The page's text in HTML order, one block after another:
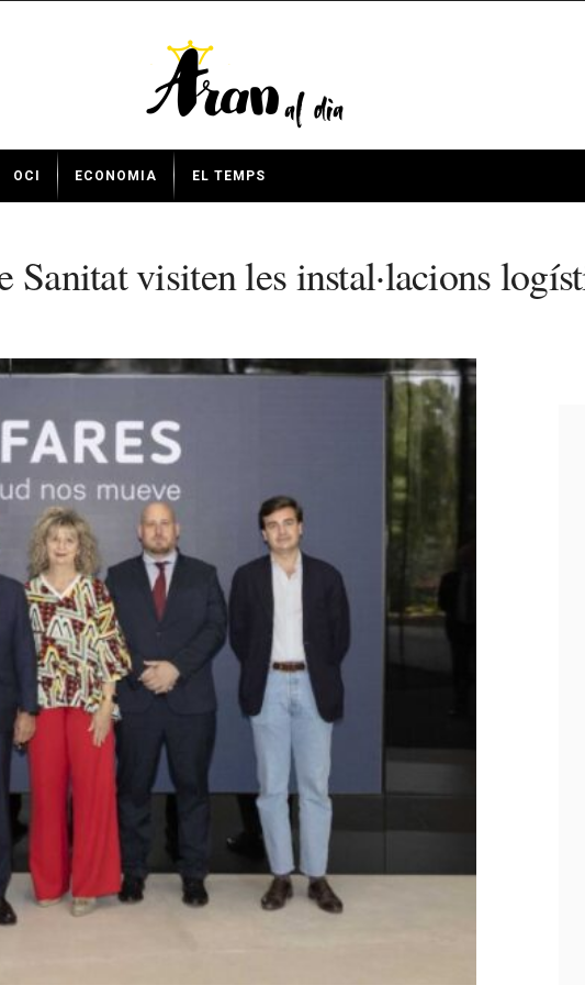
OCI ECONOMIA EL TEMPS
Sanitat visiten les instal·lacions